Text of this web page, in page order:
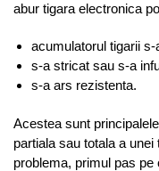
abur tigara electronica
acumulatorul tigarii s-
s-a stricat sau s-a
s-a ars rezistenta.
Acestea sunt
partiala sau totala a
problema, primul pas